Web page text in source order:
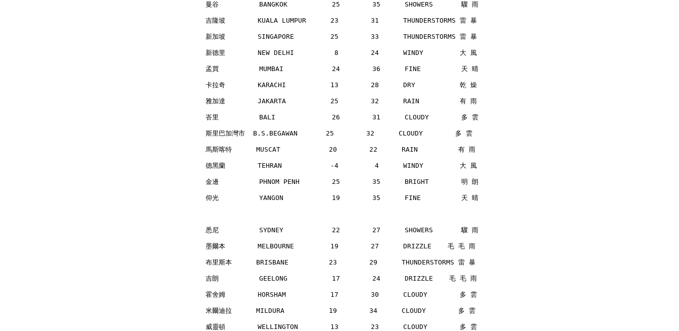
曼谷          BANGKOK           25        35      SHOWERS       驟 雨
吉隆坡        KUALA LUMPUR      23        31      THUNDERSTORMS 雷 暴
新加坡        SINGAPORE         25        33      THUNDERSTORMS 雷 暴
新德里        NEW DELHI          8        24      WINDY         大 風
孟買          MUMBAI            24        36      FINE          天 晴
卡拉奇        KARACHI           13        28      DRY           乾 燥
雅加達        JAKARTA           25        32      RAIN          有 雨
峇里          BALI              26        31      CLOUDY        多 雲
斯里巴加灣市  B.S.BEGAWAN       25        32      CLOUDY        多 雲
馬斯喀特      MUSCAT            20        22      RAIN          有 雨
德黑蘭        TEHRAN            -4         4      WINDY         大 風
金邊          PHNOM PENH        25        35      BRIGHT        明 朗
仰光          YANGON            19        35      FINE          天 晴
悉尼          SYDNEY            22        27      SHOWERS       驟 雨
墨爾本        MELBOURNE         19        27      DRIZZLE    毛 毛 雨
布里斯本      BRISBANE          23        29      THUNDERSTORMS 雷 暴
吉朗          GEELONG           17        24      DRIZZLE    毛 毛 雨
霍舍姆        HORSHAM           17        30      CLOUDY        多 雲
米爾迪拉      MILDURA           19        34      CLOUDY        多 雲
威靈頓        WELLINGTON        13        23      CLOUDY        多 雲